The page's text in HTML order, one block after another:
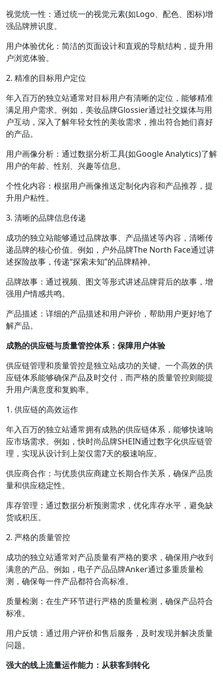
视觉统一性：通过统一的视觉元素(如Logo、配色、图标)增
强品牌辨识度。
用户体验优化：简洁的页面设计和直观的导航结构，提升用
户浏览体验。
2. 精准的目标用户定位
年入百万的独立站通常对目标用户有清晰的定位，能够精准
满足用户需求。例如，美妆品牌Glossier通过社交媒体与用
户互动，深入了解年轻女性的美妆需求，推出符合她们喜好
的产品。
用户画像分析：通过数据分析工具(如Google Analytics)了解
用户的年龄、性别、兴趣等信息。
个性化内容：根据用户画像推送定制化内容和产品推荐，提
升用户粘性。
3. 清晰的品牌信息传递
成功的独立站能够通过品牌故事、产品描述等内容，清晰传
递品牌的核心价值。例如，户外品牌The North Face通过讲
述探险故事，传递“探索未知”的品牌精神。
品牌故事：通过视频、图文等形式讲述品牌背后的故事，增
强用户情感共鸣。
产品描述：详细的产品描述和用户评价，帮助用户更好地了
解产品。
成熟的供应链与质量管控体系：保障用户体验
供应链管理和质量管控是独立站成功的关键。一个高效的供
应链体系能够确保产品及时交付，而严格的质量管控则能提
升用户满意度和复购率。
1. 供应链的高效运作
年入百万的独立站通常拥有成熟的供应链体系，能够快速响
应市场需求。例如，快时尚品牌SHEIN通过数字化供应链管
理，实现从设计到上架仅需7天的极速响应。
供应商合作：与优质供应商建立长期合作关系，确保产品质
量和供应稳定性。
库存管理：通过数据分析预测需求，优化库存水平，避免缺
货或积压。
2. 严格的质量管控
成功的独立站通常对产品质量有严格的要求，确保用户收到
满意的产品。例如，电子产品品牌Anker通过多重质量检
测，确保每一件产品都符合高标准。
质量检测：在生产环节进行严格的质量检测，确保产品符合
标准。
用户反馈：通过用户评价和售后服务，及时发现并解决质量
问题。
强大的线上流量运作能力：从获客到转化